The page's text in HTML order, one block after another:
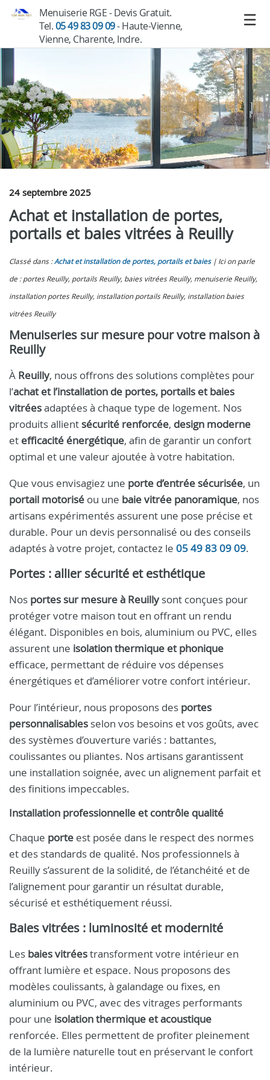
Menuiserie RGE - Devis Gratuit.
Tel.05 49 83 09 09- Haute-Vienne,
Vienne, Charente, Indre.
24 septembre 2025
Achat et installation de portes,
portails et baies vitrées à Reuilly
Classé dans :Achat et installation de portes, portails et baies
Ici on parle
de : portes Reuilly, portails Reuilly, baies vitrées Reuilly, menuiserie Reuilly,
installation portes Reuilly, installation portails Reuilly, installation baies
vitrées Reuilly
Menuiseries sur mesure pour votre maison à
Reuilly
À Reuilly, nous offrons des solutions complètes pour
l’achat et l’installation de portes, portails et baies
vitréesadaptées à chaque type de logement. Nos
produits allient sécurité renforcée, design moderne
et efficacité énergétique, afin de garantir un confort
optimal et une valeur ajoutée à votre habitation.
Que vous envisagiez une porte d’entrée sécurisée, un
portail motorisé ou une baie vitrée panoramique, nos
artisans expérimentés assurent une pose précise et
durable. Pour un devis personnalisé ou des conseils
adaptés à votre projet, contactez le 05 49 83 09 09.
Portes : allier sécurité et esthétique
Nos portes sur mesure à Reuillysont conçues pour
protéger votre maison tout en offrant un rendu
élégant. Disponibles en bois, aluminium ou PVC, elles
assurent une isolation thermique et phonique
efficace, permettant de réduire vos dépenses
énergétiques et d’améliorer votre confort intérieur.
Pour l’intérieur, nous proposons des portes
personnalisables selon vos besoins et vos goûts, avec
des systèmes d’ouverture variés : battantes,
coulissantes ou pliantes. Nos artisans garantissent
une installation soignée, avec un alignement parfait et
des finitions impeccables.
Installation professionnelle et contrôle qualité
Chaque porte est posée dans le respect des normes
et des standards de qualité. Nos professionnels à
Reuilly s’assurent de la solidité, de l’étanchéité et de
l’alignement pour garantir un résultat durable,
sécurisé et esthétiquement réussi.
Baies vitrées : luminosité et modernité
Les baies vitréestransforment votre intérieur en
offrant lumière et espace. Nous proposons des
modèles coulissants, à galandage ou fixes, en
aluminium ou PVC, avec des vitrages performants
pour une isolation thermique et acoustique
renforcée. Elles permettent de profiter pleinement
de la lumière naturelle tout en préservant le confort
intérieur.